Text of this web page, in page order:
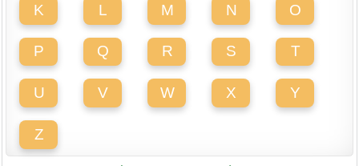
K L M N O
P Q R S T
U V W X Y
Z